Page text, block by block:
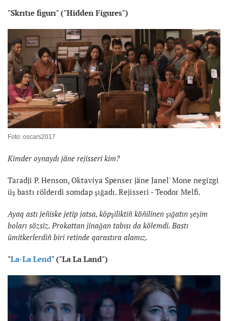
"Skrıtıe figurı" ("Hidden Figures")
Foto: oscars2017
Kimder oynaydı jäne rejisseri kim?
Taradji P. Henson, Oktaviya Spenser jäne Janel' Mone negizgi
üş bastı rölderdi somdap şığadı. Rejisseri - Teodor Melfi.
Ayaq astı jeñiske jetip jatsa, köpşiliktiñ köñilinen şığatın şeşim
boları sözsiz. Prokattan jinağan tabısı da kölemdi. Bastı
ümitkerlerdiñ biri retinde qarastıra alamız.
"La-La Lend" ("La La Land")